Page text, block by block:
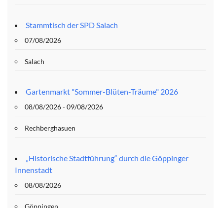
Stammtisch der SPD Salach
07/08/2026
Salach
Gartenmarkt "Sommer-Blüten-Träume" 2026
08/08/2026 - 09/08/2026
Rechberghasuen
„Historische Stadtführung“ durch die Göppinger
Innenstadt
08/08/2026